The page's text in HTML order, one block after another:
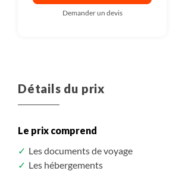
Demander un devis
Détails du prix
Le prix comprend
Les documents de voyage
Les hébergements